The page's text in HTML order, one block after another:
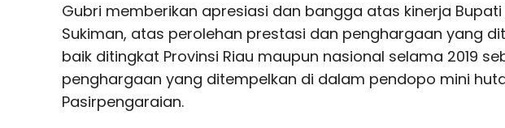
Gubri memberikan apresiasi dan bangga atas kinerja Bupati
Sukiman, atas perolehan prestasi dan penghargaan yang
baik ditingkat Provinsi Riau maupun nasional selama 2019
penghargaan yang ditempelkan di dalam pendopo mini
Pasirpengaraian.